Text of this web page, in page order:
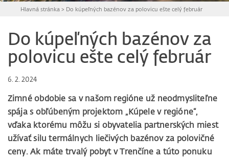
Hlavná stránka > Do kúpeľných bazénov za polovicu ešte celý február
Do kúpeľných bazénov za
polovicu ešte celý február
6. 2. 2024
Zimné obdobie sa v našom regióne už neodmysliteľne
spája s obľúbeným projektom „Kúpele v regióne“,
vďaka ktorému môžu si obyvatelia partnerských miest
užívať silu termálnych liečivých bazénov za polovičné
ceny. Ak máte trvalý pobyt v Trenčíne a túto ponuku